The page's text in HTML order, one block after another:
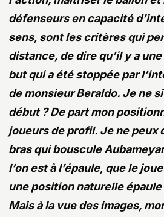
défenseurs en capacité
sens, sont les critères qui
distance, de dire qu’il y a
but qui a été stoppée par
de monsieur Beraldo. Je ne
début ? De part mon
joueurs de profil. Je ne peux
bras qui bouscule
l’on est à l’épaule, que le
une position naturelle
Mais à la vue des images,